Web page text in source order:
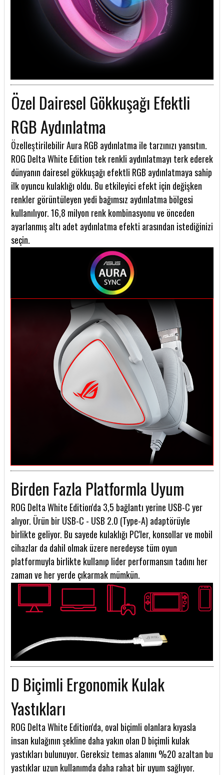
Özel Dairesel Gökkuşağı Efektli
RGB Aydınlatma
Özelleştirilebilir Aura RGB aydınlatma ile tarzınızı yansıtın.
ROG Delta White Edition tek renkli aydınlatmayı terk ederek
dünyanın dairesel gökkuşağı efektli RGB aydınlatmaya sahip
ilk oyuncu kulaklığı oldu. Bu etkileyici efekt için değişken
renkler görüntüleyen yedi bağımsız aydınlatma bölgesi
kullanılıyor. 16,8 milyon renk kombinasyonu ve önceden
ayarlanmış altı adet aydınlatma efekti arasından istediğinizi
seçin.
Birden Fazla Platformla Uyum
ROG Delta White Edition'da 3,5 bağlantı yerine USB-C yer
alıyor. Ürün bir USB-C - USB 2.0 (Type-A) adaptörüyle
birlikte geliyor. Bu sayede kulaklığı PC'ler, konsollar ve mobil
cihazlar da dahil olmak üzere neredeyse tüm oyun
platformuyla birlikte kullanıp lider performansın tadını her
zaman ve her yerde çıkarmak mümkün.
D Biçimli Ergonomik Kulak
Yastıkları
ROG Delta White Edition'da, oval biçimli olanlara kıyasla
insan kulağının şekline daha yakın olan D biçimli kulak
yastıkları bulunuyor. Gereksiz temas alanını %20 azaltan bu
yastıklar uzun kullanımda daha rahat bir uyum sağlıyor.